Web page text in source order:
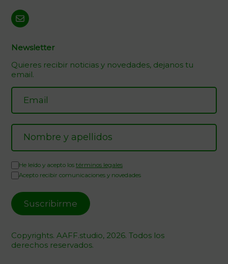
Newsletter
Quieres recibir noticias y novedades, dejanos tu
email.
He leído y acepto los términos legales
Acepto recibir comunicaciones y novedades
Copyrights. AAFF.studio, 2026. Todos los
derechos reservados.